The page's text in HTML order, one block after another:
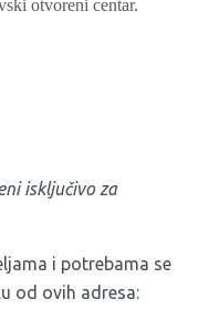
isključivo za
i potrebama se
od ovih adresa: